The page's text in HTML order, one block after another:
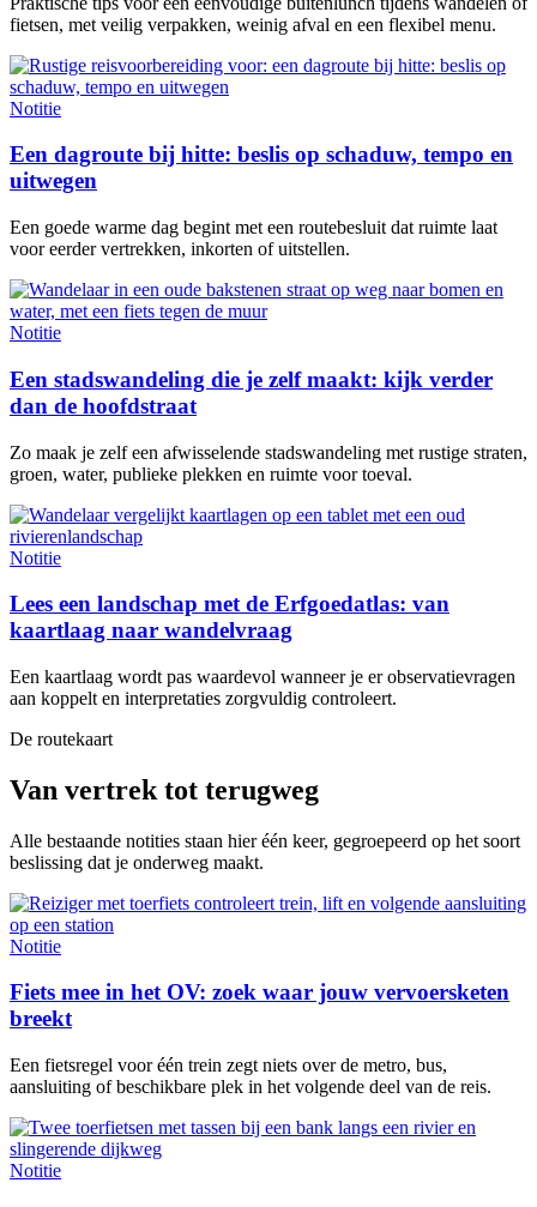
fietsen, met veilig verpakken, weinig afval en een flexibel menu.
Notitie
Een dagroute bij hitte: beslis op schaduw, tempo en
uitwegen
Een goede warme dag begint met een routebesluit dat ruimte laat
voor eerder vertrekken, inkorten of uitstellen.
Notitie
Een stadswandeling die je zelf maakt: kijk verder
dan de hoofdstraat
Zo maak je zelf een afwisselende stadswandeling met rustige straten,
groen, water, publieke plekken en ruimte voor toeval.
Notitie
Lees een landschap met de Erfgoedatlas: van
kaartlaag naar wandelvraag
Een kaartlaag wordt pas waardevol wanneer je er observatievragen
aan koppelt en interpretaties zorgvuldig controleert.
De routekaart
Van vertrek tot terugweg
Alle bestaande notities staan hier één keer, gegroepeerd op het soort
beslissing dat je onderweg maakt.
Notitie
Fiets mee in het OV: zoek waar jouw vervoersketen
breekt
Een fietsregel voor één trein zegt niets over de metro, bus,
aansluiting of beschikbare plek in het volgende deel van de reis.
Notitie